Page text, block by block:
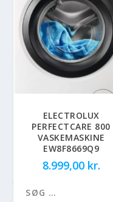
ELECTROLUX
PERFECTCARE 800
VASKEMASKINE
EW8F8669Q9
8.999,00 kr.